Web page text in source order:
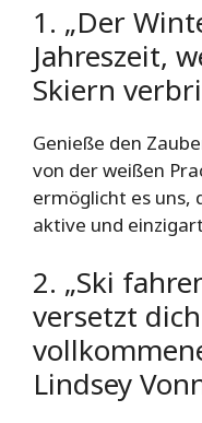
1. „Der
Jahreszeit,
Skiern
Genieße den
von der weißen
ermöglicht es uns,
aktive und
2. „Ski
versetzt
Lindsey